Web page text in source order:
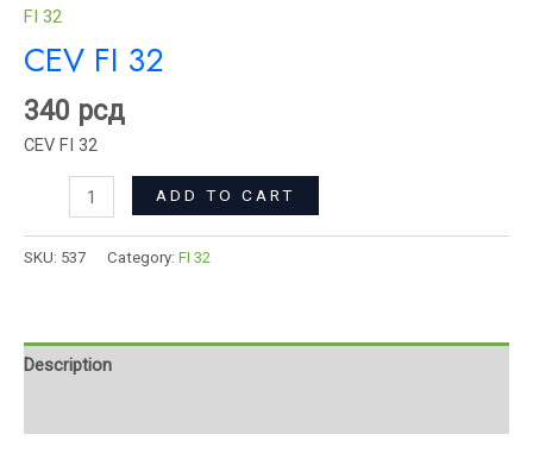
FI 32
CEV FI 32
340 рсд
CEV FI 32
ADD TO CART
SKU: 537 Category: FI 32
Description